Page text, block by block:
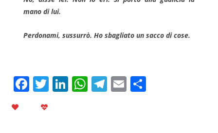
mano di lui.
Perdonami, sussurrò. Ho sbagliato un sacco di cose.
F T Li W T E